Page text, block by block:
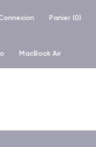
Panier (0)
MacBook Air